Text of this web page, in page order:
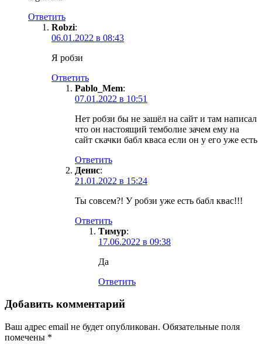
Ответить
Robzi:
06.01.2022 в 08:43
Я робзи
Ответить
Pablo_Mem:
07.01.2022 в 10:51
Нет робзи бы не зашёл на сайт и там написал
что он настоящий темболие зачем ему на
сайт скачки бабл кваса если он у его уже есть
Ответить
Денис:
21.01.2022 в 15:24
Ты совсем?! У робзи уже есть бабл квас!!!
Ответить
Тимур:
17.06.2022 в 09:38
Да
Ответить
Добавить комментарий
Ваш адрес email не будет опубликован. Обязательные поля
помечены *